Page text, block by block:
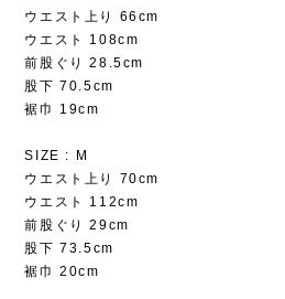
ウエスト上り 66cm
ウエスト 108cm
前股ぐり 28.5cm
股下 70.5cm
裾巾 19cm
SIZE : M
ウエスト上り 70cm
ウエスト 112cm
前股ぐり 29cm
股下 73.5cm
裾巾 20cm